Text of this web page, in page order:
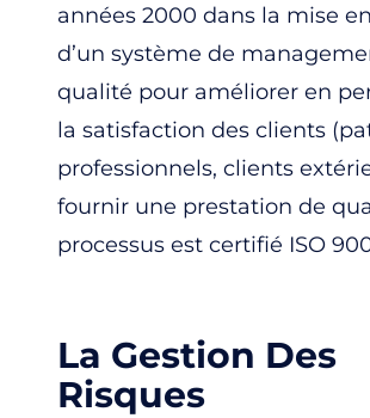
années 2000 dans la mise
d’un système de
qualité pour améliorer en
la satisfaction des clients
professionnels, clients
fournir une prestation de
processus est certifié ISO
La Gestion Des
Risques